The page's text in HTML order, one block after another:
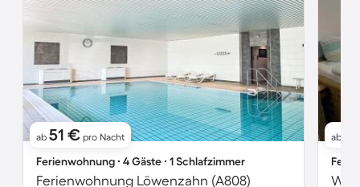
ab 51 € pro Nacht
Ferienwohnung ∙ 4 Gäste ∙ 1 Schlafzimmer
Ferienwohnung Löwenzahn (A808)
ab